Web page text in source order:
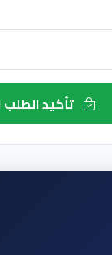
تأكيد الطلب الآن